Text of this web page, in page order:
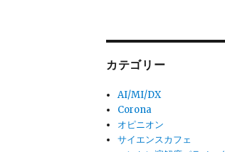
カテゴリー
AI/MI/DX
Corona
オピニオン
サイエンスカフェ